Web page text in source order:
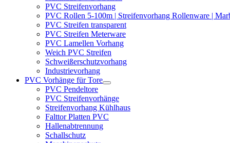
PVC Streifenvorhang
PVC Rollen 5-100m | Streifenvorhang Rollenware |
PVC Streifen transparent
PVC Streifen Meterware
PVC Lamellen Vorhang
Weich PVC Streifen
Schweißerschutzvorhang
Industrievorhang
PVC Vorhänge für Tore
PVC Pendeltore
PVC Streifenvorhänge
Streifenvorhang Kühlhaus
Falttor Platten PVC
Hallenabtrennung
Schallschutz